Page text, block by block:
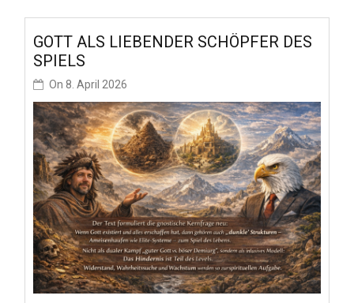
GOTT ALS LIEBENDER SCHÖPFER DES
SPIELS
On 8. April 2026